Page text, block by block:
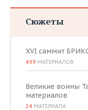
Сюжеты
XVI саммит
499 МАТЕРИАЛОВ
Великие воины
материалов
24 МАТЕРИАЛА